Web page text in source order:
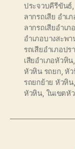
ประจวบคีรีขันธ์
ลากรถเสีย อำเ
ลากรถเสียอำเภ
อำเภอบางสะพ
รถเสียอำเภอป
เสียอำเภอหัวหิน
หัวหิน รถยก ,หัว
รถยกย้าย หัวหิน,
หัวหิน ในเขตหั